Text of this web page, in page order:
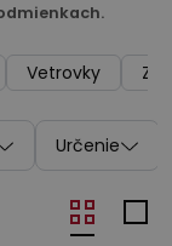
Vetrovky
Určenie